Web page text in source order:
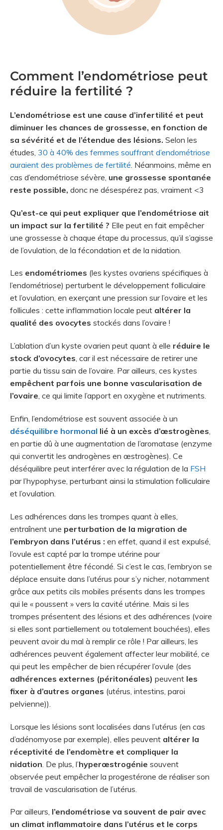
Comment l’endométriose peut
réduire la fertilité ?
L’endométriose est une cause d’infertilité et peut
diminuer les chances de grossesse, en fonction de
sa sévérité et de l’étendue des lésions. Selon les
études, 30 à 40% des femmes souffrant d’endométriose
auraient des problèmes de fertilité . Néanmoins, même en
cas d’endométriose sévère, une grossesse spontanée
reste possible, donc ne désespérez pas, vraiment <3
Qu’est-ce qui peut expliquer que l’endométriose ait
un impact sur la fertilité ? Elle peut en fait empêcher
une grossesse à chaque étape du processus, qu’il s’agisse
de l’ovulation, de la fécondation et de la nidation.
Les endométriomes (les kystes ovariens spécifiques à
l’endométriose) perturbent le développement folliculaire
et l’ovulation, en exerçant une pression sur l’ovaire et les
follicules : cette inflammation locale peut altérer la
qualité des ovocytes stockés dans l’ovaire !
L’ablation d’un kyste ovarien peut quant à elle réduire le
stock d’ovocytes, car il est nécessaire de retirer une
partie du tissu sain de l’ovaire. Par ailleurs, ces kystes
empêchent parfois une bonne vascularisation de
l’ovaire, ce qui limite l’apport en oxygène et nutriments.
Enfin, l’endométriose est souvent associée à un
déséquilibre hormonal lié à un excès d’œstrogènes
en partie dû à une augmentation de l’aromatase (enzyme
qui convertit les androgènes en œstrogènes). Ce
déséquilibre peut interférer avec la régulation de la FSH
par l’hypophyse, perturbant ainsi la stimulation folliculaire
et l’ovulation.
Les adhérences dans les trompes quant à elles,
entraînent une perturbation de la migration de
l’embryon dans l’utérus : en effet, quand il est expulsé,
l’ovule est capté par la trompe utérine pour
potentiellement être fécondé. Si c’est le cas, l’embryon se
déplace ensuite dans l’utérus pour s’y nicher, notamment
grâce aux petits cils mobiles présents dans les trompes
qui le « poussent » vers la cavité utérine. Mais si les
trompes présentent des lésions et des adhérences (voire
si elles sont partiellement ou totalement bouchées), elles
peuvent avoir du mal à remplir ce rôle ! Par ailleurs, les
adhérences peuvent également affecter leur mobilité, ce
qui peut les empêcher de bien récupérer l’ovule (des
adhérences externes (péritonéales) peuvent les
fixer à d’autres organes (utérus, intestins, paroi
pelvienne)).
Lorsque les lésions sont localisées dans l’utérus (en cas
d’adénomyose par exemple), elles peuvent altérer la
réceptivité de l’endomètre et compliquer la
nidation . De plus, l’hyperœstrogénie souvent
observée peut empêcher la progestérone de réaliser son
travail de vascularisation de l’utérus.
Par ailleurs, l’endométriose va souvent de pair avec
un climat inflammatoire dans l’utérus et le corps